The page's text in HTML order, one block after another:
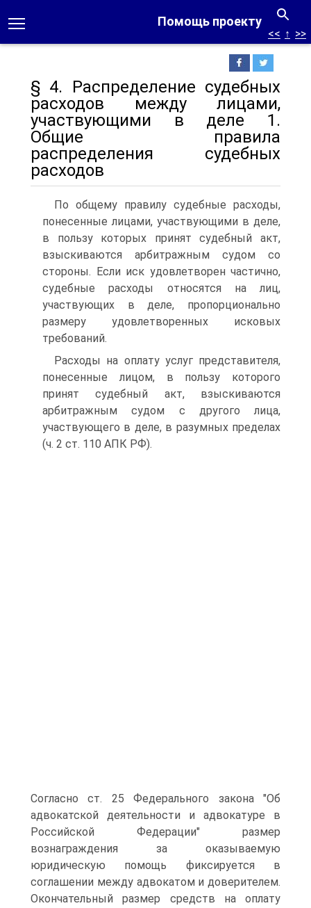
Помощь проекту
<< ↑ >>
§ 4. Распределение судебных
расходов между лицами,
участвующими в деле 1.
Общие правила
распределения судебных
расходов
По общему правилу судебные расходы,
понесенные лицами, участвующими в деле,
в пользу которых принят судебный акт,
взыскиваются арбитражным судом со
стороны. Если иск удовлетворен частично,
судебные расходы относятся на лиц,
участвующих в деле, пропорционально
размеру удовлетворенных исковых
требований.
Расходы на оплату услуг представителя,
понесенные лицом, в пользу которого
принят судебный акт, взыскиваются
арбитражным судом с другого лица,
участвующего в деле, в разумных пределах
(ч. 2 ст. 110 АПК РФ).
Согласно ст. 25 Федерального закона "Об
адвокатской деятельности и адвокатуре в
Российской Федерации" размер
вознаграждения за оказываемую
юридическую помощь фиксируется в
соглашении между адвокатом и доверителем.
Окончательный размер средств на оплату